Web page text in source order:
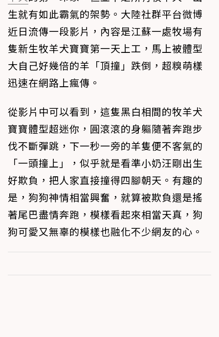
生就有如此霸氣的架勢。大陸社群平台微博
近日流傳一段影片，內容是江蘇一處牧場有
隻新生牧羊犬寶寶第一天上工，馬上被體型
大自己好幾倍的羊「頂撞」跌倒，超糗萌樣
迅速在網路上瘋傳。
從影片中可以看到，這隻黑白相間的牧羊犬
寶寶體型超迷你，圓滾滾的身軀隨著奔跑步
伐不斷彈跳，下一秒一旁的羊隻便不客氣的
「一頭撞上」，似乎就是看準小奶汪剛出生
好欺負，把人家直接撞得四腳朝天。有趣的
是，狗狗神情相當興奮，就算被欺負還是搖
著尾巴盡情奔跑，模樣看起來相當天真，狗
狗可愛又無辜的模樣也融化不少網友的心。